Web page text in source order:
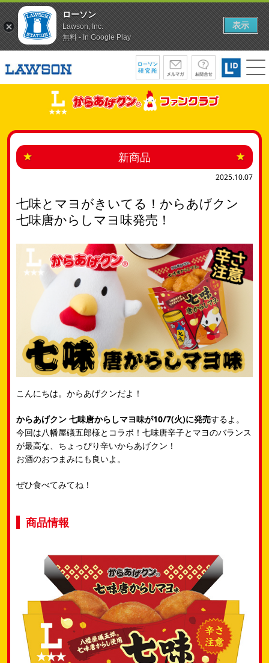
新商品
2025.10.07
七味とマヨがきいてる！からあげクン
七味唐からしマヨ味発売！
こんにちは。からあげクンだよ！
からあげクン 七味唐からしマヨ味が10/7(火)に発売するよ。
今回は八幡屋礒五郎様とコラボ！七味唐辛子とマヨのバランス
が最高な、ちょっぴり辛いからあげクン！
お酒のおつまみにも良いよ。
ぜひ食べてみてね！
商品情報
ローソン
Lawson, Inc.
無料 - In Google Play
表示